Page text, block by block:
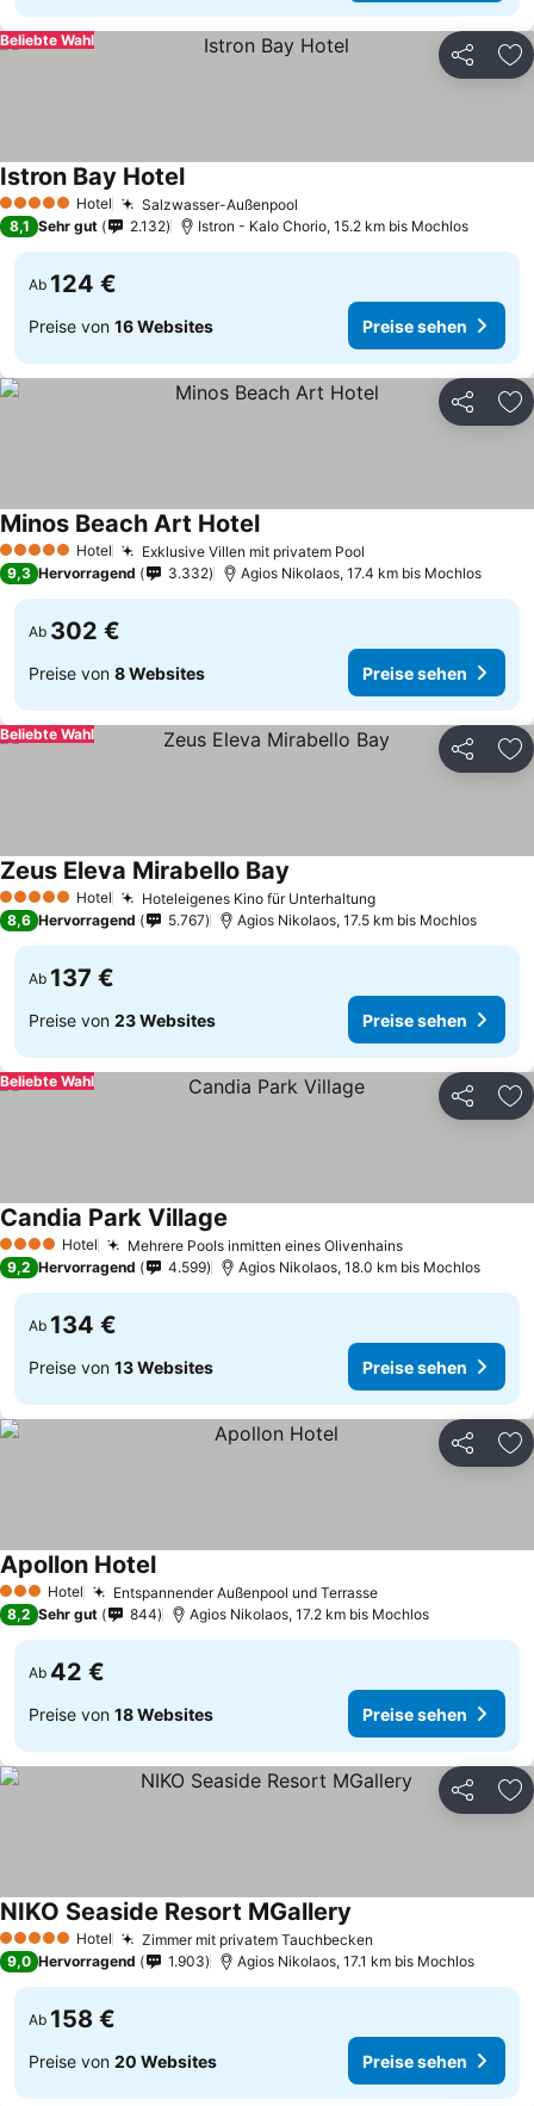
Teilen
Beliebte Wahl
5 Sterne Hotel Salzwasser-Außenpool
Istron Bay Hotel
8,1 Sehr gut 2.132 Istron - Kalo Chorio, 15.2 km bis Mochlos
Ab 124 €
Preise von 16 Websites Preise sehen
Teilen
5 Sterne Hotel Exklusive Villen mit privatem Pool
Minos Beach Art Hotel
9,3 Hervorragend 3.332 Agios Nikolaos, 17.4 km bis Mochlos
Ab 302 €
Preise von 8 Websites Preise sehen
Teilen
Beliebte Wahl
5 Sterne Hotel Hoteleigenes Kino für Unterhaltung
Zeus Eleva Mirabello Bay
8,6 Hervorragend 5.767 Agios Nikolaos, 17.5 km bis Mochlos
Ab 137 €
Preise von 23 Websites Preise sehen
Teilen
Beliebte Wahl
4 Sterne Hotel Mehrere Pools inmitten eines Olivenhains
Candia Park Village
9,2 Hervorragend 4.599 Agios Nikolaos, 18.0 km bis Mochlos
Ab 134 €
Preise von 13 Websites Preise sehen
Teilen
3 SterneHotel Entspannender Außenpool und Terrasse
Apollon Hotel
8,2 Sehr gut 844 Agios Nikolaos, 17.2 km bis Mochlos
Ab 42 €
Preise von 18 Websites Preise sehen
Teilen
5 Sterne Hotel Zimmer mit privatem Tauchbecken
NIKO Seaside Resort MGallery
9,0 Hervorragend 1.903 Agios Nikolaos, 17.1 km bis Mochlos
Ab 158 €
Preise von 20 Websites Preise sehen